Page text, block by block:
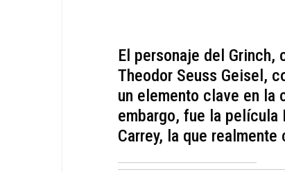
El personaje del
Theodor Seuss Geisel,
un elemento clave en la
embargo, fue la película
Carrey, la que